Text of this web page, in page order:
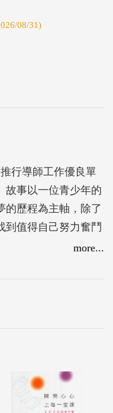
08/31)
行導師工作優良單
故事以一位青少年的
的歷程為主軸，除了
到值得自己努力奮鬥
more...